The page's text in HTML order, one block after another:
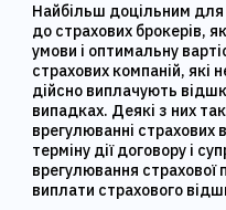
Найбільш доцільним
до страхових брокерів,
умови і оптимальну
страхових компаній, які
дійсно виплачують
випадках. Деякі з них
врегулюванні страхових
терміну дії договору і
врегулювання страхової
виплати страхового